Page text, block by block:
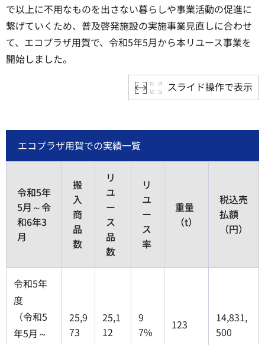
で以上に不用なものを出さない暮らしや事業活動の促進に
繋げていくため、普及啓発施設の実施事業見直しに合わせ
て、エコプラザ用賀で、令和5年5月から本リユース事業を
開始しました。
スライド操作で表示
エコプラザ用賀での実績一覧
令和5年
5月～令
和6年3
月
搬
入
商
品
数
リ
ユ
ー
ス
品
数
リ
ユ
ー
ス
率
重量
（t）
税込売
払額
（円）
令和5年
度
（令和5
年5月～
25,9
73
25,1
12
9
7%
123
14,831,
500